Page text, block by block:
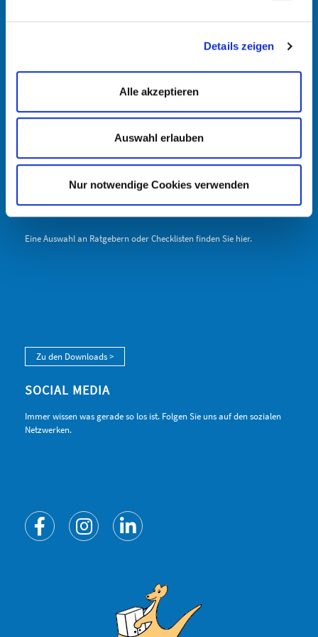
Details zeigen
Alle akzeptieren
Auswahl erlauben
Nur notwendige Cookies verwenden
und weitere Antworten finden Sie in unseren FAQs.
Zu den FAQs >
DOWNLOADS
Eine Auswahl an Ratgebern oder Checklisten finden Sie hier.
Zu den Downloads >
SOCIAL MEDIA
Immer wissen was gerade so los ist. Folgen Sie uns auf den sozialen
Netzwerken.